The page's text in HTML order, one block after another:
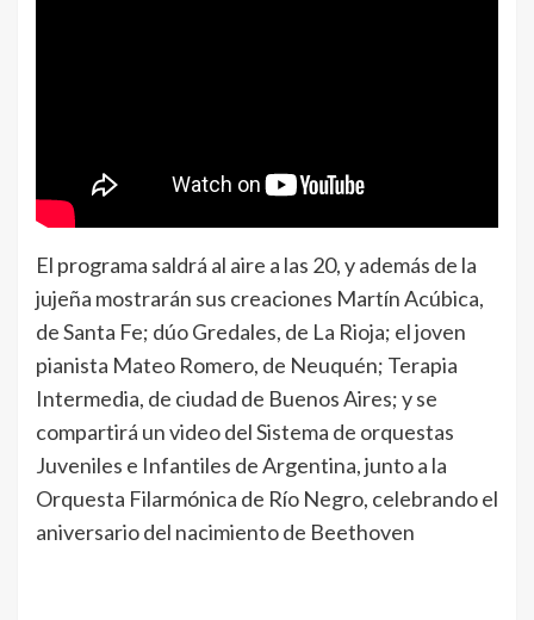
El programa saldrá al aire a las 20, y además de la
jujeña mostrarán sus creaciones Martín Acúbica,
de Santa Fe; dúo Gredales, de La Rioja; el joven
pianista Mateo Romero, de Neuquén; Terapia
Intermedia, de ciudad de Buenos Aires; y se
compartirá un video del Sistema de orquestas
Juveniles e Infantiles de Argentina, junto a la
Orquesta Filarmónica de Río Negro, celebrando el
aniversario del nacimiento de Beethoven